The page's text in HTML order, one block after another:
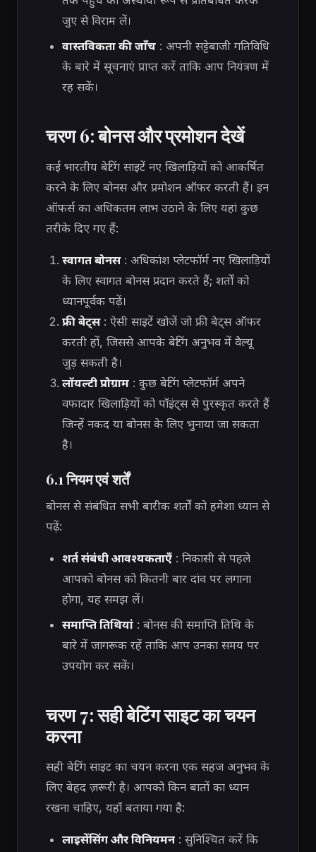
जुए से विराम लें।
वास्तविकता की जाँच: अपनी सट्टेबाजी गतिविधि
के बारे में सूचनाएं प्राप्त करें ताकि आप नियंत्रण में
रह सकें।
चरण 6: बोनस और प्रमोशन देखें
कई भारतीय बेटिंग साइटें नए खिलाड़ियों को आकर्षित
करने के लिए बोनस और प्रमोशन ऑफर करती हैं। इन
ऑफर्स का अधिकतम लाभ उठाने के लिए यहां कुछ
तरीके दिए गए हैं:
स्वागत बोनस: अधिकांश प्लेटफॉर्म नए खिलाड़ियों
के लिए स्वागत बोनस प्रदान करते हैं; शर्तों को
ध्यानपूर्वक पढ़ें।
फ्री बेट्स: ऐसी साइटें खोजें जो फ्री बेट्स ऑफर
करती हों, जिससे आपके बेटिंग अनुभव में वैल्यू
जुड़ सकती है।
लॉयल्टी प्रोग्राम: कुछ बेटिंग प्लेटफॉर्म अपने
वफादार खिलाड़ियों को पॉइंट्स से पुरस्कृत करते हैं
जिन्हें नकद या बोनस के लिए भुनाया जा सकता
है।
6.1 नियम एवं शर्तें
बोनस से संबंधित सभी बारीक शर्तों को हमेशा ध्यान से
पढ़ें:
शर्त संबंधी आवश्यकताएँ: निकासी से पहले
आपको बोनस को कितनी बार दांव पर लगाना
होगा, यह समझ लें।
समाप्ति तिथियां: बोनस की समाप्ति तिथि के
बारे में जागरूक रहें ताकि आप उनका समय पर
उपयोग कर सकें।
चरण 7: सही बेटिंग साइट का चयन
करना
सही बेटिंग साइट का चयन करना एक सहज अनुभव के
लिए बेहद ज़रूरी है। आपको किन बातों का ध्यान
रखना चाहिए, यहाँ बताया गया है:
लाइसेंसिंग और विनियमन: सुनिश्चित करें कि